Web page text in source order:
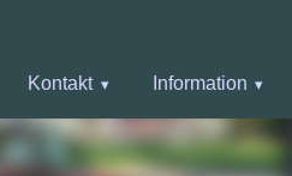
Kontakt Information